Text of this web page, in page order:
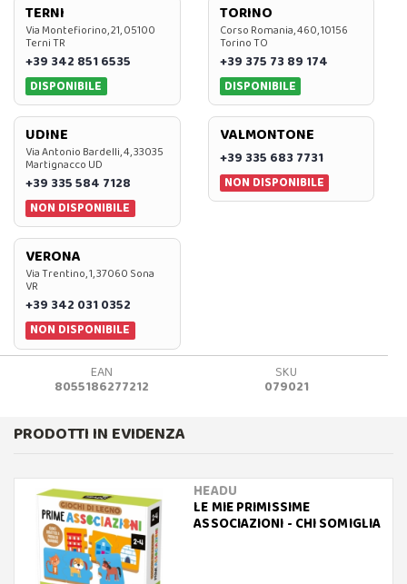
TERNI
Via Montefiorino, 21, 05100
Terni TR
+39 342 851 6535
DISPONIBILE
TORINO
Corso Romania, 460, 10156
Torino TO
+39 375 73 89 174
DISPONIBILE
UDINE
Via Antonio Bardelli, 4, 33035
Martignacco UD
+39 335 584 7128
NON DISPONIBILE
VALMONTONE
+39 335 683 7731
NON DISPONIBILE
VERONA
Via Trentino, 1, 37060 Sona
VR
+39 342 031 0352
NON DISPONIBILE
EAN
8055186277212
SKU
079021
PRODOTTI IN EVIDENZA
HEADU
LE MIE PRIMISSIME
ASSOCIAZIONI - CHI SOMIGLIA